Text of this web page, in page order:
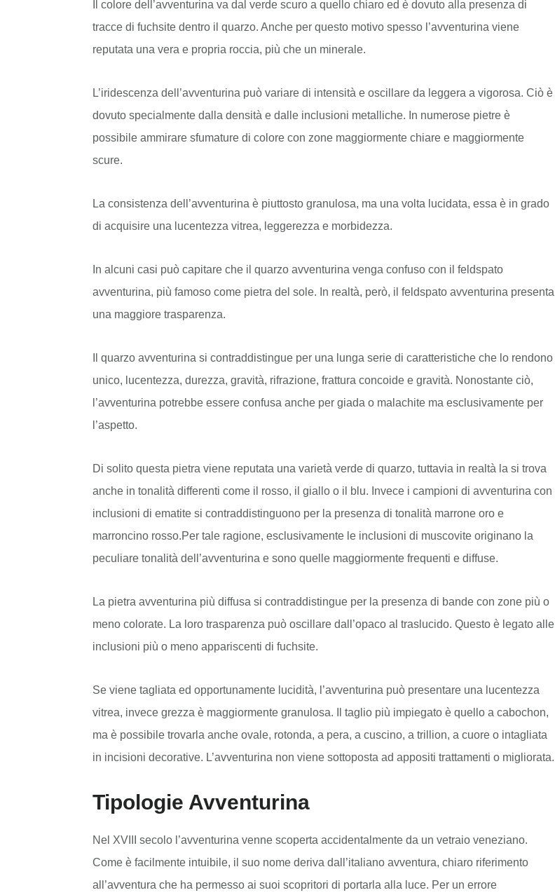
Il colore dell’avventurina va dal verde scuro a quello chiaro ed è dovuto alla presenza di
tracce di fuchsite dentro il quarzo. Anche per questo motivo spesso l’avventurina viene
reputata una vera e propria roccia, più che un minerale.
L’iridescenza dell’avventurina può variare di intensità e oscillare da leggera a vigorosa. Ciò è
dovuto specialmente dalla densità e dalle inclusioni metalliche. In numerose pietre è
possibile ammirare sfumature di colore con zone maggiormente chiare e maggiormente
scure.
La consistenza dell’avventurina è piuttosto granulosa, ma una volta lucidata, essa è in grado
di acquisire una lucentezza vitrea, leggerezza e morbidezza.
In alcuni casi può capitare che il quarzo avventurina venga confuso con il feldspato
avventurina, più famoso come pietra del sole. In realtà, però, il feldspato avventurina presenta
una maggiore trasparenza.
Il quarzo avventurina si contraddistingue per una lunga serie di caratteristiche che lo rendono
unico, lucentezza, durezza, gravità, rifrazione, frattura concoide e gravità. Nonostante ciò,
l’avventurina potrebbe essere confusa anche per giada o malachite ma esclusivamente per
l’aspetto.
Di solito questa pietra viene reputata una varietà verde di quarzo, tuttavia in realtà la si trova
anche in tonalità differenti come il rosso, il giallo o il blu. Invece i campioni di avventurina con
inclusioni di ematite si contraddistinguono per la presenza di tonalità marrone oro e
marroncino rosso.Per tale ragione, esclusivamente le inclusioni di muscovite originano la
peculiare tonalità dell’avventurina e sono quelle maggiormente frequenti e diffuse.
La pietra avventurina più diffusa si contraddistingue per la presenza di bande con zone più o
meno colorate. La loro trasparenza può oscillare dall’opaco al traslucido. Questo è legato alle
inclusioni più o meno appariscenti di fuchsite.
Se viene tagliata ed opportunamente lucidità, l’avventurina può presentare una lucentezza
vitrea, invece grezza è maggiormente granulosa. Il taglio più impiegato è quello a cabochon,
ma è possibile trovarla anche ovale, rotonda, a pera, a cuscino, a trillion, a cuore o intagliata
in incisioni decorative. L’avventurina non viene sottoposta ad appositi trattamenti o migliorata.
Tipologie Avventurina
Nel XVIII secolo l’avventurina venne scoperta accidentalmente da un vetraio veneziano.
Come è facilmente intuibile, il suo nome deriva dall’italiano avventura, chiaro riferimento
all’avventura che ha permesso ai suoi scopritori di portarla alla luce. Per un errore